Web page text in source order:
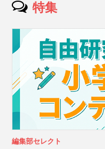
特集
編集部セレクト